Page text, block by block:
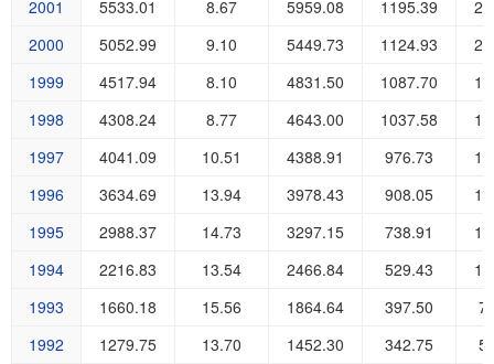
2001
5533.01 8.67 5959.08 1195.39
2000
5052.99 9.10 5449.73 1124.93
1999
4517.94 8.10 4831.50 1087.70
1998
4308.24 8.77 4643.00 1037.58
1997
4041.09 10.51 4388.91 976.73
1996
3634.69 13.94 3978.43 908.05
1995
2988.37 14.73 3297.15 738.91
1994
2216.83 13.54 2466.84 529.43
1993
1660.18 15.56 1864.64 397.50
1992
1279.75 13.70 1452.30 342.75